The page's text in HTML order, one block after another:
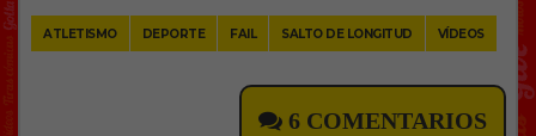
ATLETISMO DEPORTE FAIL SALTO DE LONGITUD VÍDEOS
6 COMENTARIOS